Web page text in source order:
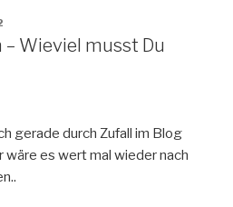
Wieviel musst Du
gerade durch Zufall im Blog
wäre es wert mal wieder nach